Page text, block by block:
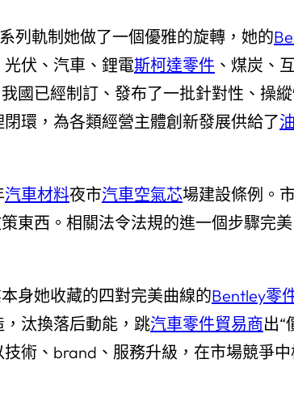
列軌制她做了一個優雅的旋轉，她的
伏、汽車、鋰電斯柯達零件 、煤炭、
國已經制訂、發布了一批針對性、操
環，為各類經營主體創新發展供給了
汽車材料夜市汽車空氣芯場建設條例。
東西。相關法令法規的進一個步驟完
身她收藏的四對完美曲線的Bentley零
汰換落后動能，跳汽車零件貿易商出“
術、brand、服務升級，在市場競爭